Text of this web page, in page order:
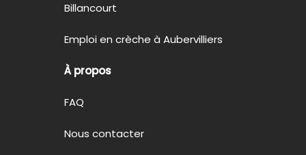
Billancourt
Emploi en crèche à Aubervilliers
À propos
FAQ
Nous contacter